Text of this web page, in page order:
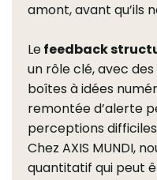
amont, avant qu’ils
Lefeedback
un rôle clé, avec
boîtes à idées
remontée d’alerte
perceptions
Chez AXIS MUNDI,
quantitatif qui peut